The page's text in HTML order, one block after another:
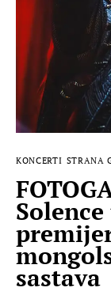
FILM
KONCERTI STRANA
sastava